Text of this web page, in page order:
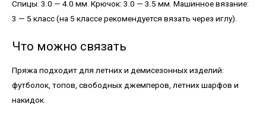
Спицы: 3.0 — 4.0 мм. Крючок: 3.0 — 3.5 мм. Машинное вязание:
3 — 5 класс (на 5 классе рекомендуется вязать через иглу).
Что можно связать
Пряжа подходит для летних и демисезонных изделий:
футболок, топов, свободных джемперов, летних шарфов и
накидок.